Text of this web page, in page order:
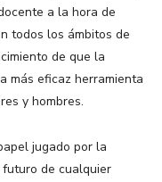
a la hora de
todos los ámbitos de
de que la
más eficaz herramienta
y hombres.
jugado por la
de cualquier